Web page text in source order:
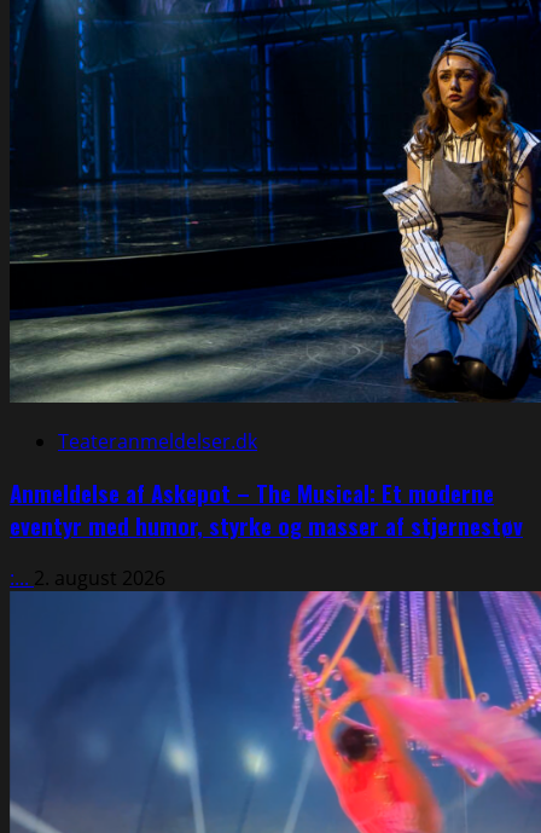
Teateranmeldelser.dk
Anmeldelse af Askepot – The Musical: Et moderne
eventyr med humor, styrke og masser af stjernestøv
:... 2. august 2026